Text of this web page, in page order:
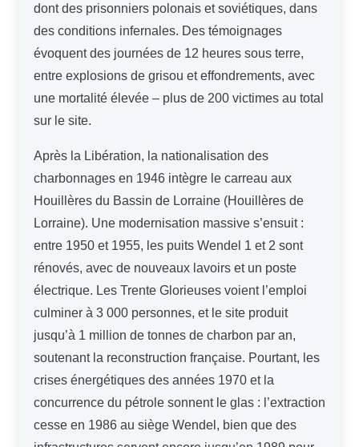
dont des prisonniers polonais et soviétiques, dans
des conditions infernales. Des témoignages
évoquent des journées de 12 heures sous terre,
entre explosions de grisou et effondrements, avec
une mortalité élevée – plus de 200 victimes au total
sur le site.
Après la Libération, la nationalisation des
charbonnages en 1946 intègre le carreau aux
Houillères du Bassin de Lorraine (Houillères de
Lorraine). Une modernisation massive s’ensuit :
entre 1950 et 1955, les puits Wendel 1 et 2 sont
rénovés, avec de nouveaux lavoirs et un poste
électrique. Les Trente Glorieuses voient l’emploi
culminer à 3 000 personnes, et le site produit
jusqu’à 1 million de tonnes de charbon par an,
soutenant la reconstruction française. Pourtant, les
crises énergétiques des années 1970 et la
concurrence du pétrole sonnent le glas : l’extraction
cesse en 1986 au siège Wendel, bien que des